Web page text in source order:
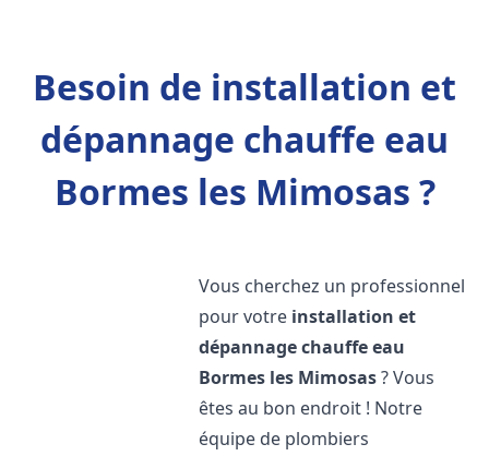
Besoin de installation et
dépannage chauffe eau
Bormes les Mimosas ?
Vous cherchez un professionnel
pour votre installation et
dépannage chauffe eau
Bormes les Mimosas? Vous
êtes au bon endroit ! Notre
équipe de plombiers